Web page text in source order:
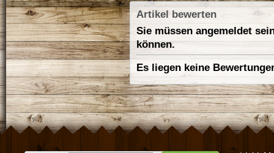
Artikel bewerten
Sie müssen angemeldet
können.
Es liegen keine